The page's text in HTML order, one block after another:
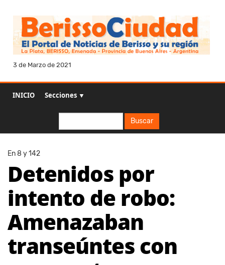
3 de Marzo de 2021
INICIO Secciones ▼
Buscar
En 8 y 142
Detenidos por
intento de robo:
Amenazaban
transeúntes con